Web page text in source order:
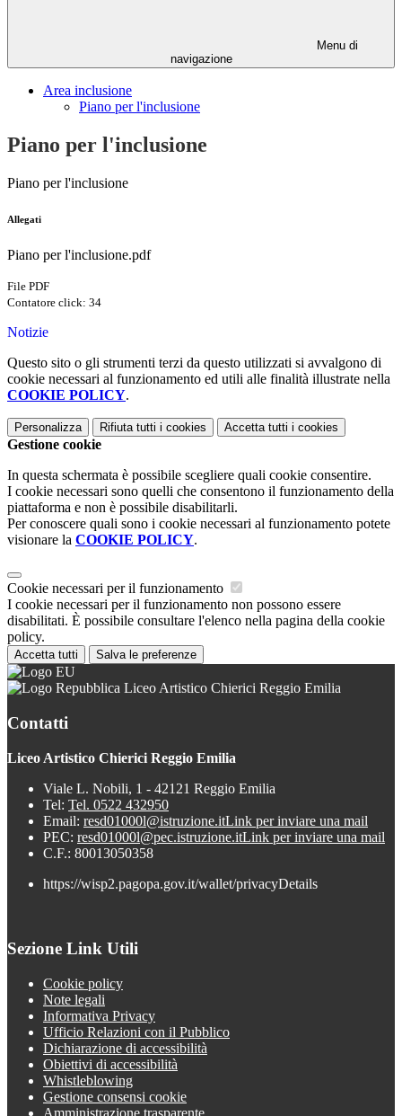
Menu di
navigazione
Area inclusione
Piano per l'inclusione
Piano per l'inclusione
Piano per l'inclusione
Allegati
Piano per l'inclusione.pdf
File PDF
Contatore click: 34
Notizie
Questo sito o gli strumenti terzi da questo utilizzati si avvalgono di
cookie necessari al funzionamento ed utili alle finalità illustrate nella
COOKIE POLICY.
Personalizza Rifiuta tutti i cookies Accetta tutti i cookies
Gestione cookie
In questa schermata è possibile scegliere quali cookie consentire.
I cookie necessari sono quelli che consentono il funzionamento della
piattaforma e non è possibile disabilitarli.
Per conoscere quali sono i cookie necessari al funzionamento potete
visionare la COOKIE POLICY.
Cookie necessari per il funzionamento
I cookie necessari per il funzionamento non possono essere
disabilitati. È possibile consultare l'elenco nella pagina della cookie
policy.
Accetta tutti Salva le preferenze
Liceo Artistico Chierici Reggio Emilia
Contatti
Liceo Artistico Chierici Reggio Emilia
Viale L. Nobili, 1 - 42121 Reggio Emilia
Tel: Tel. 0522 432950
Email: resd01000l@istruzione.itLink per inviare una mail
PEC: resd01000l@pec.istruzione.itLink per inviare una mail
C.F.: 80013050358
https://wisp2.pagopa.gov.it/wallet/privacyDetails
Sezione Link Utili
Cookie policy
Note legali
Informativa Privacy
Ufficio Relazioni con il Pubblico
Dichiarazione di accessibilità
Obiettivi di accessibilità
Whistleblowing
Gestione consensi cookie
Amministrazione trasparente